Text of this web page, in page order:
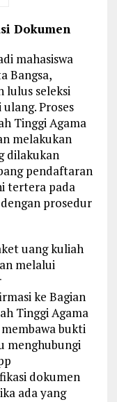
Dokumen
mahasiswa
Bangsa,
lulus seleksi
Proses
Tinggi Agama
melakukan
dilakukan
pendaftaran
tertera pada
prosedur
uang kuliah
melalui
ke Bagian
Tinggi Agama
bukti
menghubungi
dokumen
ada yang